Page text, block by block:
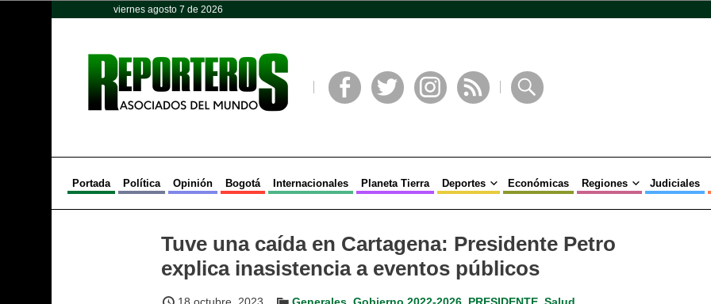
viernes agosto 7 de 2026
Portada Política Opinión Bogotá Internacionales Planeta Tierra Deportes Económicas Regiones Judiciales
Tuve una caída en Cartagena: Presidente Petro
explica inasistencia a eventos públicos
Opinión Política